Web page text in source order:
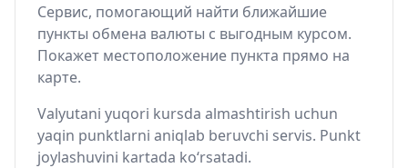
Сервис, помогающий найти ближайшие
пункты обмена валюты с выгодным курсом.
Покажет местоположение пункта прямо на
карте.
Valyutani yuqori kursda almashtirish uchun
yaqin punktlarni aniqlab beruvchi servis. Punkt
joylashuvini kartada ko‘rsatadi.